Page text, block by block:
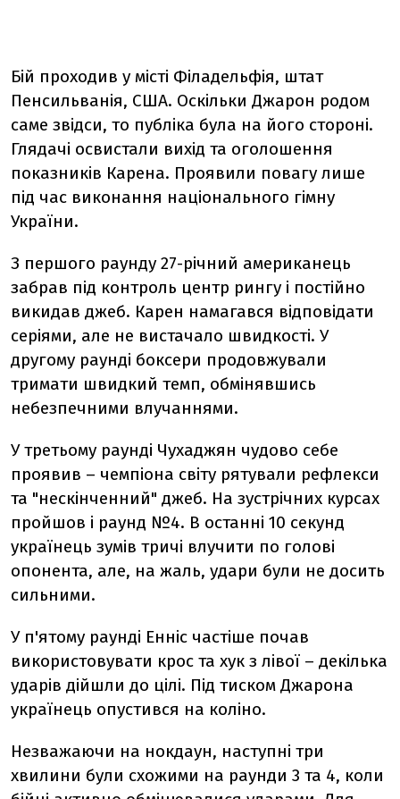
Бій проходив у місті Філадельфія, штат
Пенсильванія, США. Оскільки Джарон родом
саме звідси, то публіка була на його стороні.
Глядачі освистали вихід та оголошення
показників Карена. Проявили повагу лише
під час виконання національного гімну
України.
З першого раунду 27-річний американець
забрав під контроль центр рингу і постійно
викидав джеб. Карен намагався відповідати
серіями, але не вистачало швидкості. У
другому раунді боксери продовжували
тримати швидкий темп, обмінявшись
небезпечними влучаннями.
У третьому раунді Чухаджян чудово себе
проявив – чемпіона світу рятували рефлекси
та "нескінченний" джеб. На зустрічних курсах
пройшов і раунд №4. В останні 10 секунд
українець зумів тричі влучити по голові
опонента, але, на жаль, удари були не досить
сильними.
У п'ятому раунді Енніс частіше почав
використовувати крос та хук з лівої – декілька
ударів дійшли до цілі. Під тиском Джарона
українець опустився на коліно.
Незважаючи на нокдаун, наступні три
хвилини були схожими на раунди 3 та 4, коли